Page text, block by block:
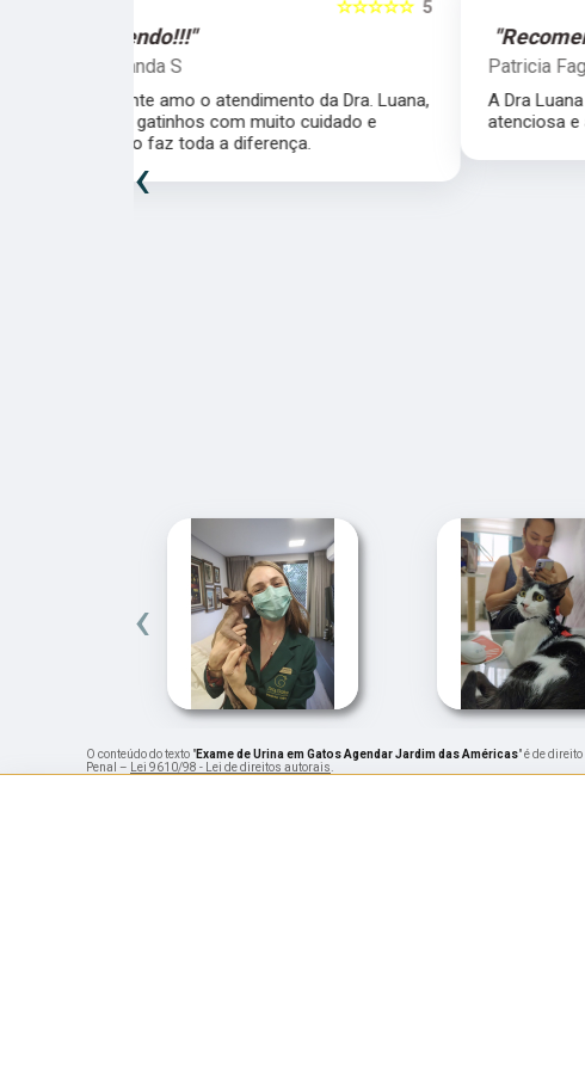
"Recomendo!!!"
Patricia Fagundes
A Dra Luana é uma super profissional,
atenciosa e ágil. Super recomendo!
‹
‹
O conteúdo do texto "Exame de Urina em Gatos Agendar Jardim das Américas" é de
Penal – Lei 9610/98 - Lei de direitos autorais.